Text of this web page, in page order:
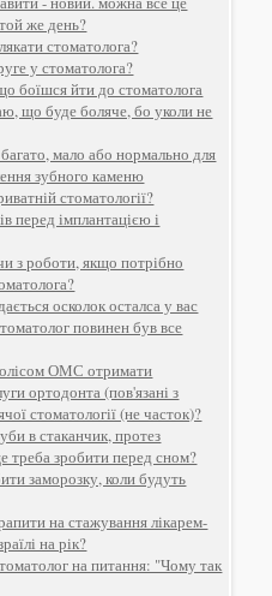
же день?
стоматолога?
у стоматолога?
боїшся йти до стоматолога
що буде боляче, бо уколи не
мало або нормально для
зубного каменю
стоматології?
перед імплантацією і
з роботи, якщо потрібно
осколок осталса у вас
повинен був все
ОМС отримати
ортодонта (пов'язані з
стоматології (не часток)?
в стаканчик, протез
треба зробити перед сном?
заморозку, коли будуть
на стажування лікарем-
на рік?
на питання: "Чому так